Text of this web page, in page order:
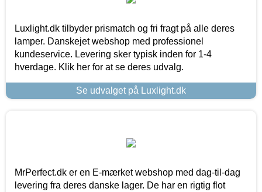
Luxlight.dk tilbyder prismatch og fri fragt på alle deres
lamper. Danskejet webshop med professionel
kundeservice. Levering sker typisk inden for 1-4
hverdage. Klik her for at se deres udvalg.
Se udvalget på Luxlight.dk
MrPerfect.dk er en E-mærket webshop med dag-til-dag
levering fra deres danske lager. De har en rigtig flot